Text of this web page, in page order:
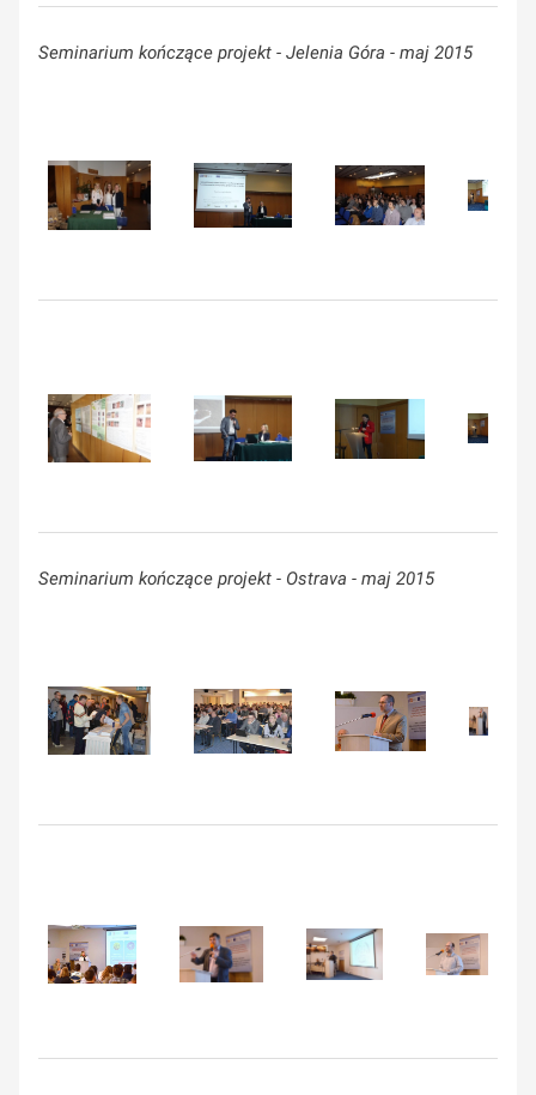
Seminarium kończące projekt - Jelenia Góra - maj 2015
Seminarium kończące projekt - Ostrava - maj 2015